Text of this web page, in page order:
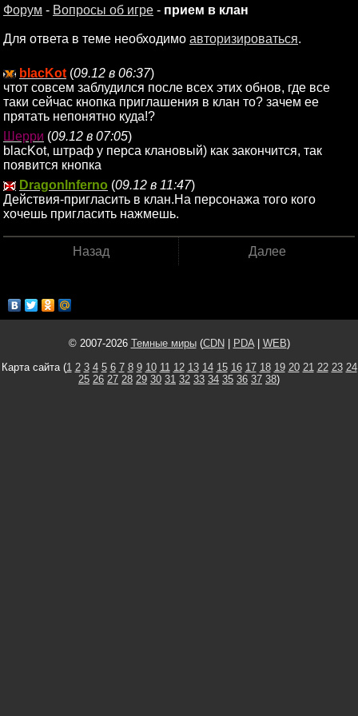
Форум - Вопросы об игре - прием в клан
Для ответа в теме необходимо авторизироваться.
blacKot (09.12 в 06:37)
чтот совсем заблудился после всех этих обнов, где все
таки сейчас кнопка приглашения в клан то? зачем ее
прятать непонятно куда!?
Шерри (09.12 в 07:05)
blacKot, штраф у перса клановый) как закончится, так
появится кнопка
DragonInferno (09.12 в 11:47)
Действия-пригласить в клан.На персонажа того кого
хочешь пригласить нажмешь.
Назад Далее
© 2007-2026 Темные миры(CDN PDA| WEB)
Карта сайта (1 2 3 4 5 6 7 8 9 10 11 12 13 14 15 16 17 18 19 20 21 22 23 24
25 26 27 28 29 30 31 32 33 34 35 36 37 38)